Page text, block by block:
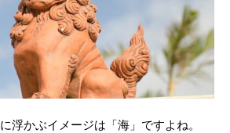
浮かぶイメージは「海」ですよね。